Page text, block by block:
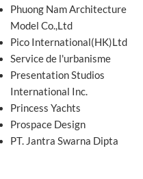
Phuong Nam Architecture
Model Co.,Ltd
Pico International(HK)Ltd
Service de l'urbanisme
Presentation Studios
International Inc.
Princess Yachts
Prospace Design
PT. Jantra Swarna Dipta